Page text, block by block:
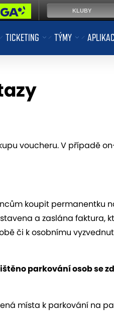
TICKETING TÝMY
voucheru. V případě
koupit permanentku
a zaslána faktura,
či k osobnímu
parkování osob se
místa k parkování na
KLUBY